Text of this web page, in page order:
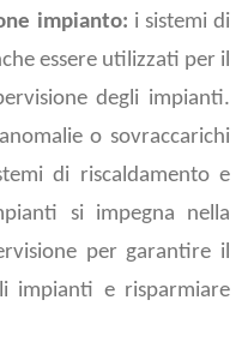
impianto: i sistemi di
essere utilizzati per il
degli impianti.
o sovraccarichi
di riscaldamento e
si impegna nella
per garantire il
impianti e risparmiare